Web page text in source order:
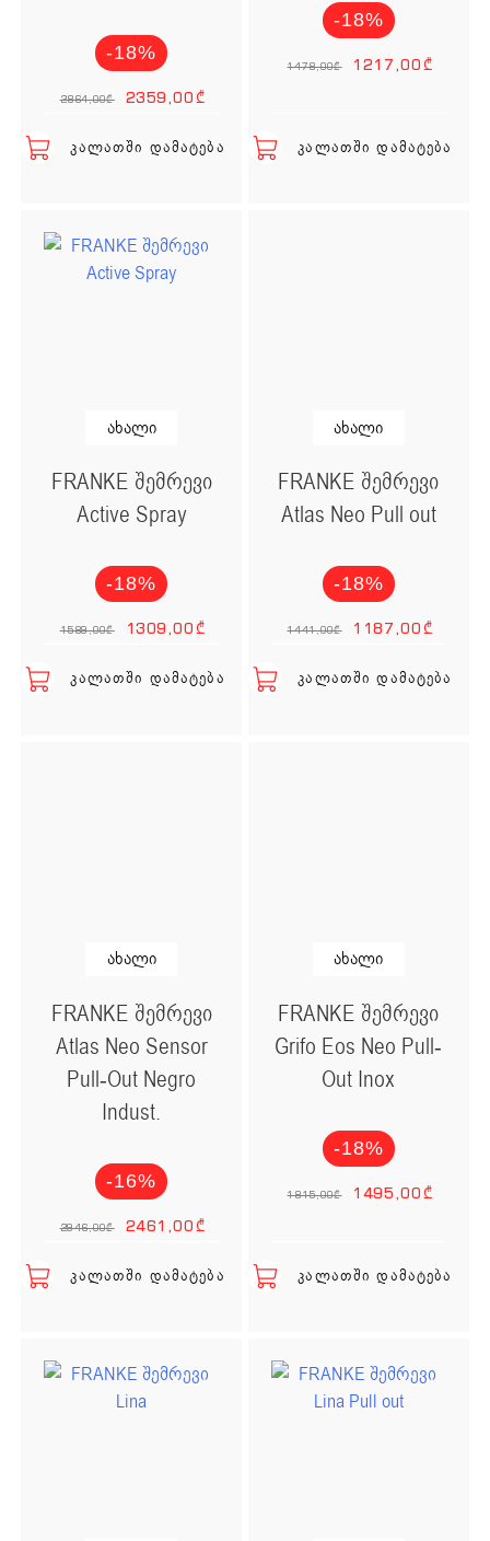
-18%
2864,00
₾ Original price was:
2359,00
₾Current price
ᲙᲐᲚᲐᲗᲨᲘ ᲓᲐᲛᲐᲢᲔᲑᲐ
-18%
1478,00
₾ 1217,00
₾
ᲙᲐᲚᲐᲗᲨᲘ ᲓᲐᲛᲐᲢᲔᲑᲐ
ახალი
FRANKE შემრევი
Active Spray
-18%
1589,00
₾ Original price was:
1309,00
₾Current price
ᲙᲐᲚᲐᲗᲨᲘ ᲓᲐᲛᲐᲢᲔᲑᲐ
ახალი
FRANKE შემრევი
Atlas Neo Pull out
-18%
1441,00
₾ 1187,00
₾
ᲙᲐᲚᲐᲗᲨᲘ ᲓᲐᲛᲐᲢᲔᲑᲐ
ახალი
FRANKE შემრევი
Atlas Neo Sensor
Pull-Out Negro
Indust.
-16%
2946,00
₾ Original price was:
2461,00
₾Current price
ᲙᲐᲚᲐᲗᲨᲘ ᲓᲐᲛᲐᲢᲔᲑᲐ
ახალი
FRANKE შემრევი
Grifo Eos Neo Pull-
Out Inox
-18%
1815,00
₾ 1495,00
₾
ᲙᲐᲚᲐᲗᲨᲘ ᲓᲐᲛᲐᲢᲔᲑᲐ